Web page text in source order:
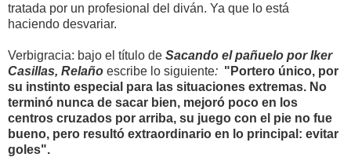
tratada por un profesional del diván. Ya que lo está
haciendo desvariar.
Verbigracia: bajo el título de Sacando el pañuelo por Iker
Casillas, Relaño escribe lo siguiente: "Portero único, por
su instinto especial para las situaciones extremas. No
terminó nunca de sacar bien, mejoró poco en los
centros cruzados por arriba, su juego con el pie no fue
bueno, pero resultó extraordinario en lo principal: evitar
goles".